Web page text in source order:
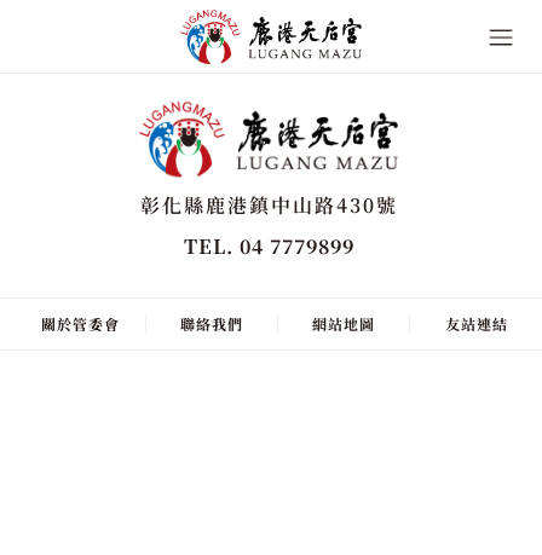
彰化縣鹿港鎮中山路430號
TEL. 04 7779899
關於管委會 聯絡我們 網站地圖 友站連結